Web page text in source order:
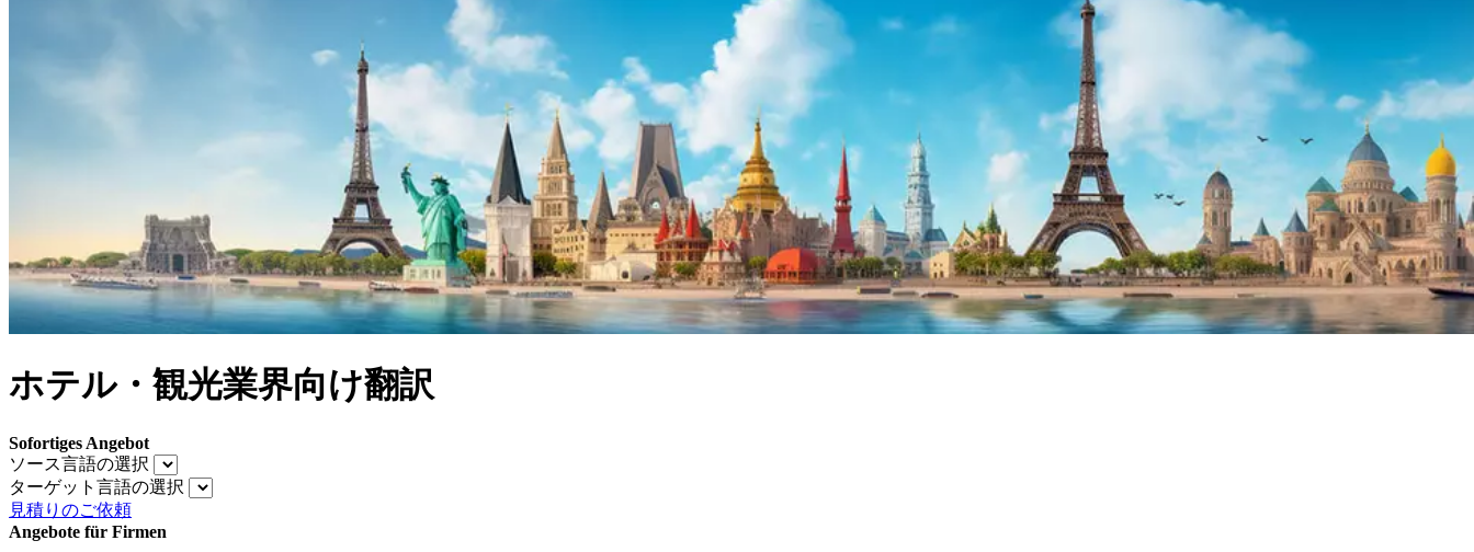
ホテル・観光業界向け翻訳
Sofortiges Angebot
ソース言語の選択
ターゲット言語の選択
見積りのご依頼
Angebote für Firmen